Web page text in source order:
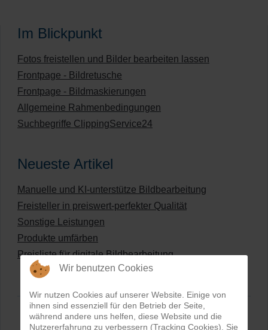
Im Blickpunkt
Fotos freistellen und Bilder bearbeiten lassen
Frontpage - Bildretusche
Frontpage - Bildmaskierungen
Allgemeine Rahmenbedingungen
Suchbegriffe ClippingService24
Neueste Artikel
Manuelle und KI-unterstütze Bildbearbeitung
Freisteller in preiswert-perfekter Qualität
Sonstige Leistungen
Produkte umfärben
Preisliste für digitale Bildbearbeitung
Wir benutzen Cookies
Wir nutzen Cookies auf unserer Website. Einige von
ihnen sind essenziell für den Betrieb der Seite,
während andere uns helfen, diese Website und die
Nutzererfahrung zu verbessern (Tracking Cookies). Sie